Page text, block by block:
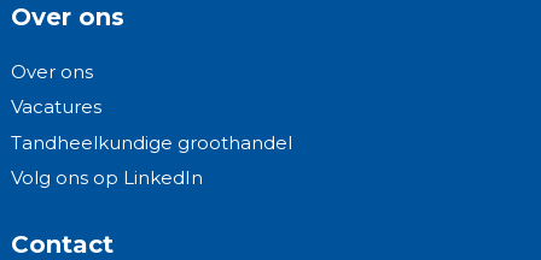
Over ons
Over ons
Vacatures
Tandheelkundige groothandel
Volg ons op LinkedIn
Contact